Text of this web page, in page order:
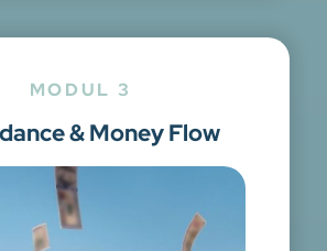
MODUL 3
& Money Flow